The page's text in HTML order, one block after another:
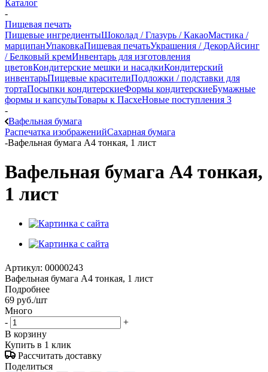
Каталог
-
Пищевая печать
Пищевые ингредиентыШоколад / Глазурь / КакаоМастика /
марципанУпаковкаПищевая печатьУкрашения / ДекорАйсинг
/ Белковый кремИнвентарь для изготовления
цветовКондитерские мешки и насадкиКондитерский
инвентарьПищевые красителиПодложки / подставки для
тортаПосыпки кондитерскиеФормы кондитерскиеБумажные
формы и капсулыТовары к ПасхеНовые поступления 3
-
Вафельная бумага
Распечатка изображенийСахарная бумага
-Вафельная бумага А4 тонкая, 1 лист
Вафельная бумага А4 тонкая,
1 лист
Артикул: 00000243
Вафельная бумага А4 тонкая, 1 лист
Подробнее
69 руб./шт
Много
-
+
В корзину
Купить в 1 клик
Рассчитать доставку
Поделиться